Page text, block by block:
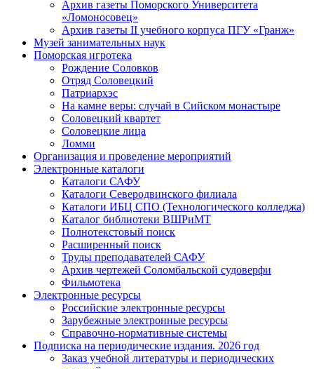
Архив газеты Поморского Университета
«Ломоносовец»
Архив газеты II учебного корпуса ПГУ «Гранж»
Музей занимательных наук
Поморская игротека
Рождение Соловков
Отряд Соловецкий
Патриархэс
На камне веры: случай в Сийском монастыре
Соловецкий квартет
Соловецкие лица
Ломми
Организация и проведение мероприятий
Электронные каталоги
Каталоги САФУ
Каталоги Северодвинского филиала
Каталоги ИБЦ СПО (Технологического колледжа)
Каталог библиотеки ВШРиМТ
Полнотекстовый поиск
Расширенный поиск
Труды преподавателей САФУ
Архив чертежей Соломбальской судоверфи
Фильмотека
Электронные ресурсы
Российские электронные ресурсы
Зарубежные электронные ресурсы
Справочно-нормативные системы
Подписка на периодические издания. 2026 год
Заказ учебной литературы и периодических